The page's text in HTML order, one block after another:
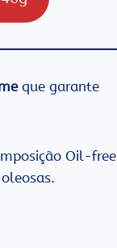
que garante
Oil-free